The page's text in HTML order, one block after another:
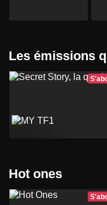
Les émissions
Hot ones